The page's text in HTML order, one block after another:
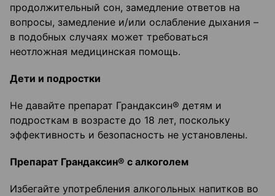
продолжительный сон, замедление ответов на
вопросы, замедление и/или ослабление дыхания –
в подобных случаях может требоваться
неотложная медицинская помощь.
Дети и подростки
Не давайте препарат Грандаксин® детям и
подросткам в возрасте до 18 лет, поскольку
эффективность и безопасность не установлены.
Препарат Грандаксин® с алкоголем
Избегайте употребления алкогольных напитков во